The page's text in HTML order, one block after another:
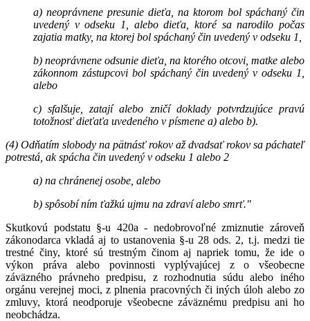
a) neoprávnene presunie dieťa, na ktorom bol spáchaný čin
uvedený v odseku 1, alebo dieťa, ktoré sa narodilo počas
zajatia matky, na ktorej bol spáchaný čin uvedený v odseku 1,
b) neoprávnene odsunie dieťa, na ktorého otcovi, matke alebo
zákonnom zástupcovi bol spáchaný čin uvedený v odseku 1,
alebo
c) sfalšuje, zatají alebo zničí doklady potvrdzujúce pravú
totožnosť dieťaťa uvedeného v písmene a) alebo b).
(4) Odňatím slobody na pätnásť rokov až dvadsať rokov sa páchateľ
potrestá, ak spácha čin uvedený v odseku 1 alebo 2
a) na chránenej osobe, alebo
b) spôsobí ním ťažkú ujmu na zdraví alebo smrť."
Skutkovú podstatu §-u 420a - nedobrovoľné zmiznutie zároveň
zákonodarca vkladá aj to ustanovenia §-u 28 ods. 2, t.j. medzi tie
trestné činy, ktoré sú trestným činom aj napriek tomu, že ide o
výkon práva alebo povinnosti vyplývajúcej z o všeobecne
záväzného právneho predpisu, z rozhodnutia súdu alebo iného
orgánu verejnej moci, z plnenia pracovných či iných úloh alebo zo
zmluvy, ktorá neodporuje všeobecne záväznému predpisu ani ho
neobchádza.